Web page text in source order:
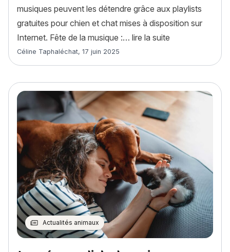
musiques peuvent les détendre grâce aux playlists
gratuites pour chien et chat mises à disposition sur
Internet. Fête de la musique :… lire la suite
Article rédigé par
Céline Taphaléchat, 17 juin 2025
Actualités animaux